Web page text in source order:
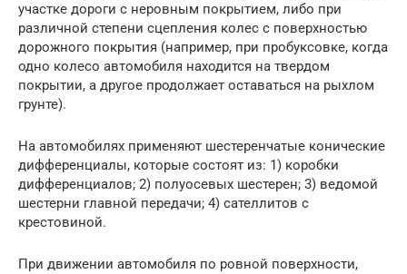
участке дороги с неровным покрытием, либо при
различной степени сцепления колес с поверхностью
дорожного покрытия (например, при пробуксовке, когда
одно колесо автомобиля находится на твердом
покрытии, а другое продолжает оставаться на рыхлом
грунте).
На автомобилях применяют шестеренчатые конические
дифференциалы, которые состоят из: 1) коробки
дифференциалов; 2) полуосевых шестерен; 3) ведомой
шестерни главной передачи; 4) сателлитов с
крестовиной.
При движении автомобиля по ровной поверхности,